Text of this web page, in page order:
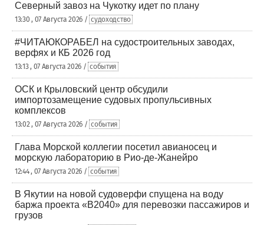
Северный завоз на Чукотку идет по плану
13:30 , 07 Августа 2026 / судоходство
#ЧИТАЮКОРАБЕЛ на судостроительных заводах,
верфях и КБ 2026 год
13:13 , 07 Августа 2026 / события
ОСК и Крыловский центр обсудили
импортозамещение судовых пропульсивных
комплексов
13:02 , 07 Августа 2026 / события
Глава Морской коллегии посетил авианосец и
морскую лабораторию в Рио-де-Жанейро
12:44 , 07 Августа 2026 / события
В Якутии на новой судоверфи спущена на воду
баржа проекта «В2040» для перевозки пассажиров и
грузов